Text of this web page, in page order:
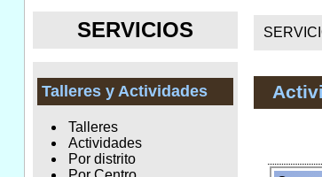
SERVICIOS
Talleres y Actividades
Talleres
Actividades
Por distrito